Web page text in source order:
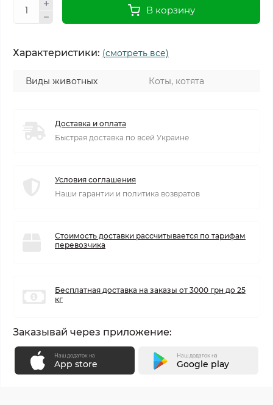
В корзину
Характеристики: (смотреть все)
Виды животных Коты, котята
Доставка и оплата
Быстрая доставка по всей Украине
Условия соглашения
Наши гарантии и политика возвратов
Стоимость доставки рассчитывается по тарифам
перевозчика
Бесплатная доставка на заказы от 3000 грн до 25
кг
Заказывай через приложение:
Наш додаток на
App store
Наш додаток на
Google play